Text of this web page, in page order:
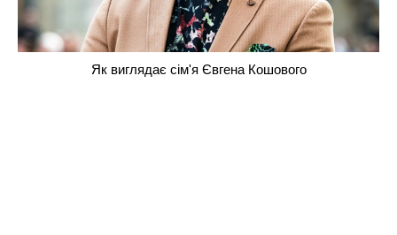
Як виглядає сім'я Євгена Кошового